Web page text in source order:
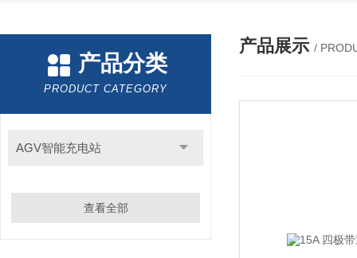
产品分类
PRODUCT CATEGORY
AGV智能充电站
查看全部
产品展示 /